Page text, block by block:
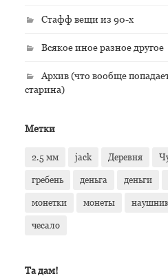
Стафф вещи из 90-х
Всякое иное разное другое
Архив (что вообще
старина)
Метки
2.5 мм jack Деревня
гребень деньга деньги
монетки монеты
чесало
Та дам!